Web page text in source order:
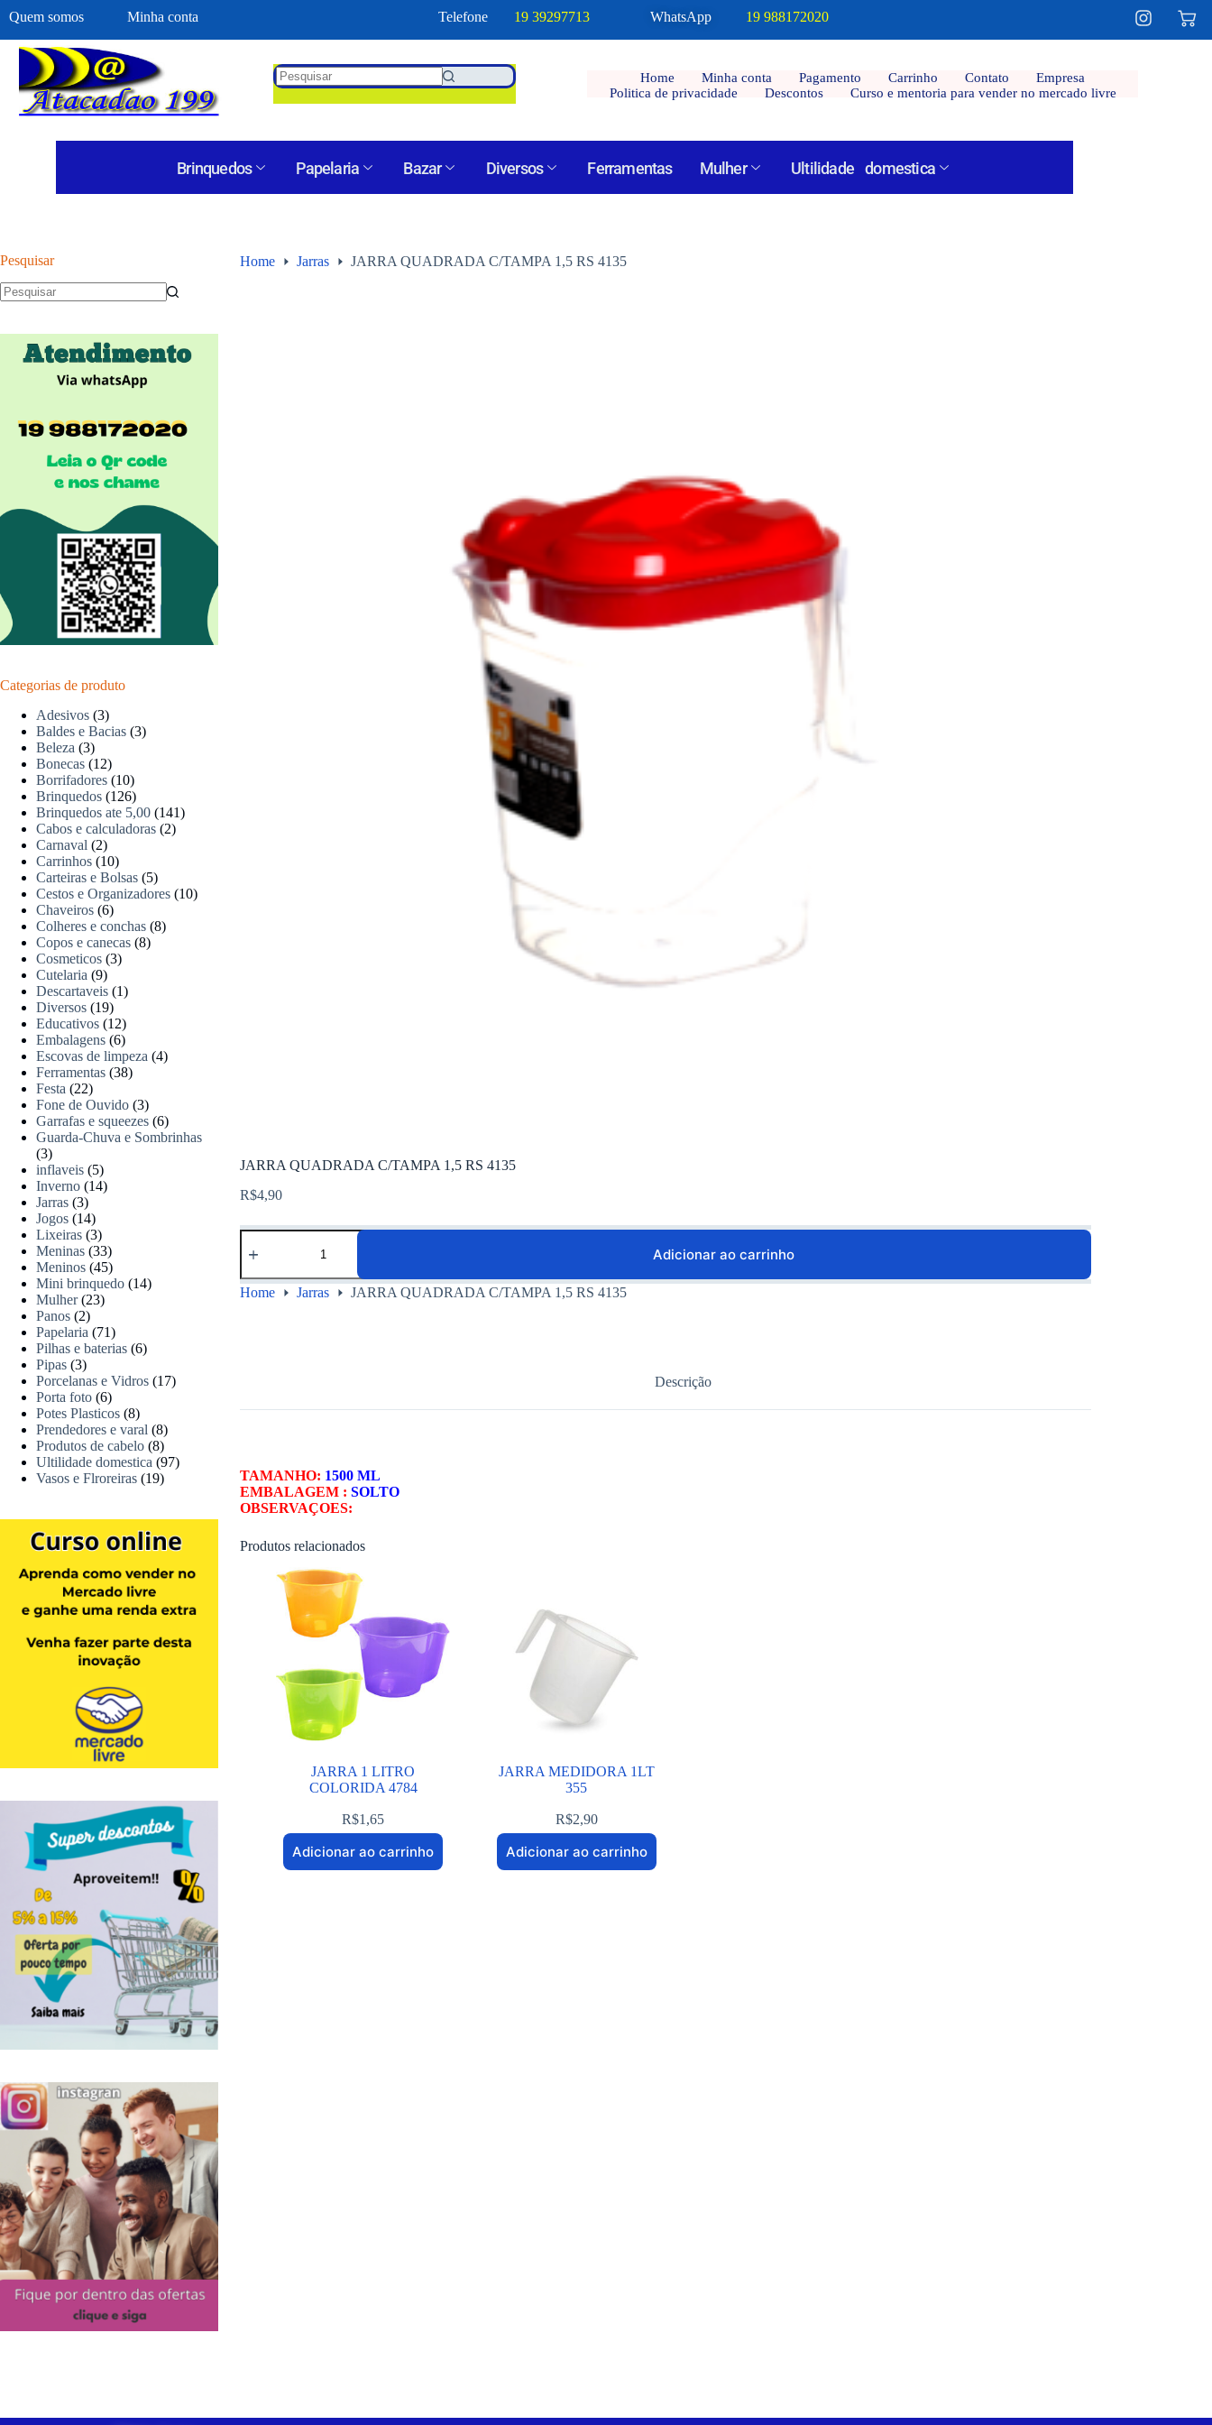
Quem somos Minha conta Telefone 19 39297713 WhatsApp 19 988172020
Home Minha conta Pagamento Carrinho Contato
Empresa
Politica de privacidade
Descontos Curso e mentoria para vender no mercado livre
Brinquedos Papelaria Bazar Diversos Ferramentas Mulher Ultilidade domestica
Home Jarras JARRA QUADRADA C/TAMPA 1,5 RS 4135
JARRA QUADRADA C/TAMPA 1,5 RS 4135
R$4,90
Adicionar ao carrinho
Home Jarras JARRA QUADRADA C/TAMPA 1,5 RS 4135
Descrição
TAMANHO: 1500 ML
EMBALAGEM :SOLTO
OBSERVAÇOES:
Produtos relacionados
JARRA 1 LITRO
COLORIDA 4784
R$1,65
Adicionar ao carrinho
JARRA MEDIDORA 1LT
355
R$2,90
Adicionar ao carrinho
Pesquisar
Categorias de produto
Adesivos (3)
Baldes e Bacias (3)
Beleza (3)
Bonecas (12)
Borrifadores (10)
Brinquedos (126)
Brinquedos ate 5,00 (141)
Cabos e calculadoras (2)
Carnaval (2)
Carrinhos (10)
Carteiras e Bolsas (5)
Cestos e Organizadores (10)
Chaveiros (6)
Colheres e conchas (8)
Copos e canecas (8)
Cosmeticos (3)
Cutelaria (9)
Descartaveis (1)
Diversos (19)
Educativos (12)
Embalagens (6)
Escovas de limpeza (4)
Ferramentas (38)
Festa (22)
Fone de Ouvido (3)
Garrafas e squeezes (6)
Guarda-Chuva e Sombrinhas
(3)
inflaveis (5)
Inverno (14)
Jarras (3)
Jogos (14)
Lixeiras (3)
Meninas (33)
Meninos (45)
Mini brinquedo (14)
Mulher (23)
Panos (2)
Papelaria (71)
Pilhas e baterias (6)
Pipas (3)
Porcelanas e Vidros (17)
Porta foto (6)
Potes Plasticos (8)
Prendedores e varal (8)
Produtos de cabelo (8)
Ultilidade domestica (97)
Vasos e Flroreiras (19)